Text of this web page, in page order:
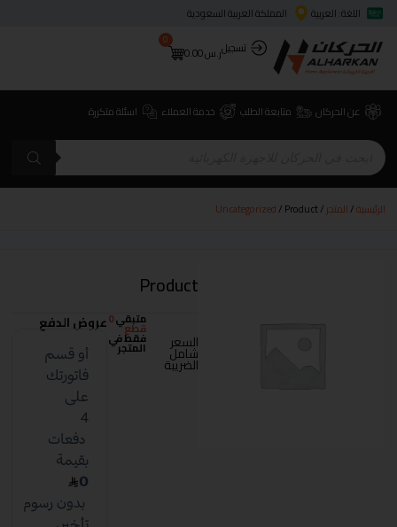
اللغة: العربية
المملكة العربية السعودية
تسجيلر.س0.00
0
عن الحركان متابعة الطلب خدمة العملاء اسئلة متكررة
الرئيسية/المتجر/
Uncategorized/ Product
Product
السعر
شامل
الضريبة
متبقي0
قطع
فقط في
المتجر
عروض الدفع